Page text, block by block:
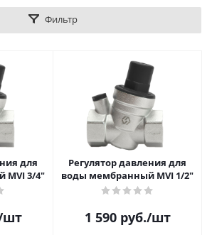
Фильтр
для
MVI 3/4"
Регулятор давления для
воды мембранный MVI 1/2"
1 590руб./шт